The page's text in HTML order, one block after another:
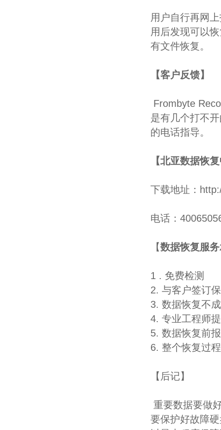
用户自行再网
用后发现可以
有文件恢复。
【客户反馈】
Frombyte
是有几个打不
的电话指导。
【北亚数据恢
下载地址：
电话：
【数据恢复服
1 . 免费检测
2. 与客户签订
3. 数据恢复不
4. 专业工程师
5. 数据恢复前
6. 整个恢复过
【后记】
重要数据要做
要保护好故障